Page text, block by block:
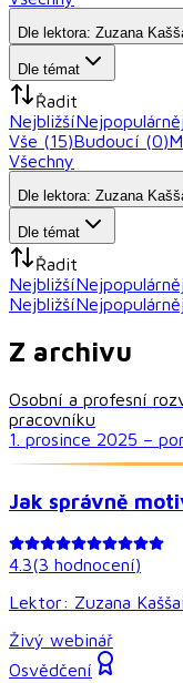
Dle lektora: Zuzana
Dle témat
Řadit
Nejbližší
Vše (15)Budoucí (0)
Všechny
Dle lektora: Zuzana
Dle témat
Řadit
Nejbližší
Nejbližší
Z archivu
Osobní a profesní
pracovníku
1. prosince 2025 –
Jak správně
4.3(3 hodnocení)
Lektor: Zuzana
Živý webinář
Osvědčení